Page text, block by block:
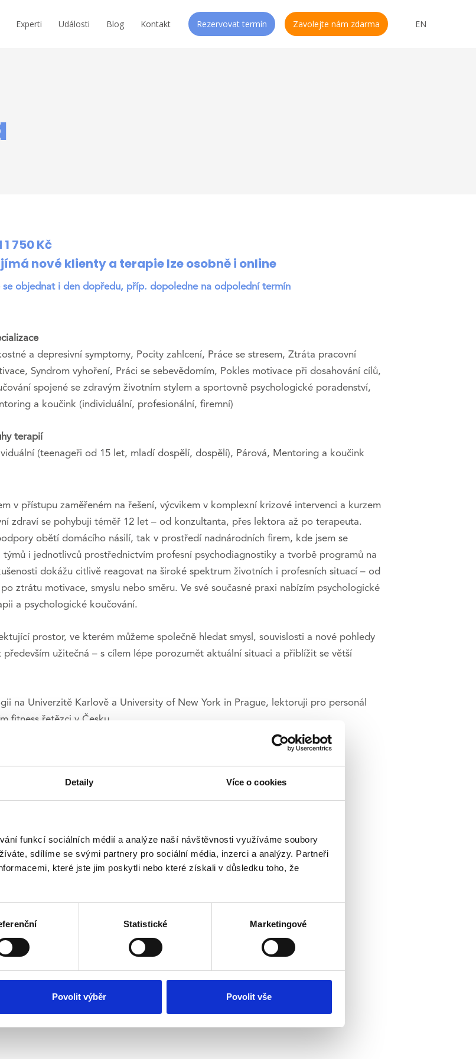
Detaily Více o cookies
funkcí sociálních médií a analýze naší návštěvnosti využíváme soubory
sdílíme se svými partnery pro sociální média, inzerci a analýzy. Partneři
které jste jim poskytli nebo které získali v důsledku toho, že
Statistické Marketingové
Povolit výběr Povolit vše
Experti Události Blog Kontakt Rezervovat termín Zavolejte nám zdarma CS
EN
1 750 Kč
nové klienty a terapie lze osobně i online
se objednat i den dopředu, příp. dopoledne na odpolední termín
a depresivní symptomy, Pocity zahlcení, Práce se stresem, Ztráta pracovní
Syndrom vyhoření, Práci se sebevědomím, Pokles motivace při dosahování cílů,
spojené se zdravým životním stylem a sportovně psychologické poradenství,
a koučink (individuální, profesionální, firemní)
terapií
(teenageři od 15 let, mladí dospělí, dospělí), Párová, Mentoring a koučink
v přístupu zaměřeném na řešení, výcvikem v komplexní krizové intervenci a kurzem
zdraví se pohybuji téměř 12 let – od konzultanta, přes lektora až po terapeuta.
obětí domácího násilí, tak v prostředí nadnárodních firem, kde jsem se
i jednotlivců prostřednictvím profesní psychodiagnostiky a tvorbě programů na
dokážu citlivě reagovat na široké spektrum životních i profesních situací – od
ztrátu motivace, smyslu nebo směru. Ve své současné praxi nabízím psychologické
a psychologické koučování.
prostor, ve kterém můžeme společně hledat smysl, souvislosti a nové pohledy
užitečná – s cílem lépe porozumět aktuální situaci a přiblížit se větší
na Univerzitě Karlově a University of New York in Prague, lektoruji pro personál
fitness řetězci v Česku.
Univerzity Karlovy
na řešení – Dalet, z. ú. | řešení – Dalet | 2025 | 720 hodin
| 16 hodin
a. s. | 2019 | 150 hodin
rozhovory: PhDr. Jan Soukup, Ph. D. 2019 | 60 hodin